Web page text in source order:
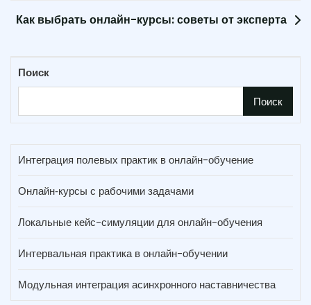
Как выбрать онлайн-курсы: советы от эксперта
Поиск
Поиск
Интеграция полевых практик в онлайн-обучение
Онлайн‑курсы с рабочими задачами
Локальные кейс-симуляции для онлайн-обучения
Интервальная практика в онлайн-обучении
Модульная интеграция асинхронного наставничества